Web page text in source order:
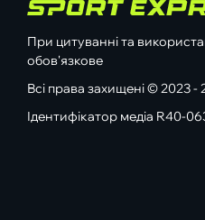
При цитуванні та
обов'язкове
Всі права захищені © 2023
Ідентифікатор медіа R40-